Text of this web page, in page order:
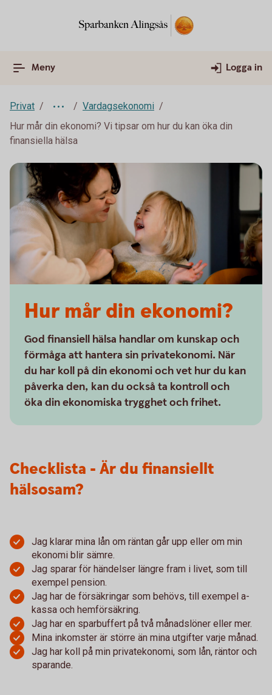
Meny Logga in
Privat
Vardagsekonomi
Hur mår din ekonomi? Vi tipsar om hur du kan öka din
finansiella hälsa
Hur mår din ekonomi?
God finansiell hälsa handlar om kunskap och
förmåga att hantera sin privatekonomi. När
du har koll på din ekonomi och vet hur du kan
påverka den, kan du också ta kontroll och
öka din ekonomiska trygghet och frihet.
Checklista - Är du finansiellt
hälsosam?
Jag klarar mina lån om räntan går upp eller om min
ekonomi blir sämre.
Jag sparar för händelser längre fram i livet, som till
exempel pension.
Jag har de försäkringar som behövs, till exempel a-
kassa och hemförsäkring.
Jag har en sparbuffert på två månadslöner eller mer.
Mina inkomster är större än mina utgifter varje månad.
Jag har koll på min privatekonomi, som lån, räntor och
sparande.